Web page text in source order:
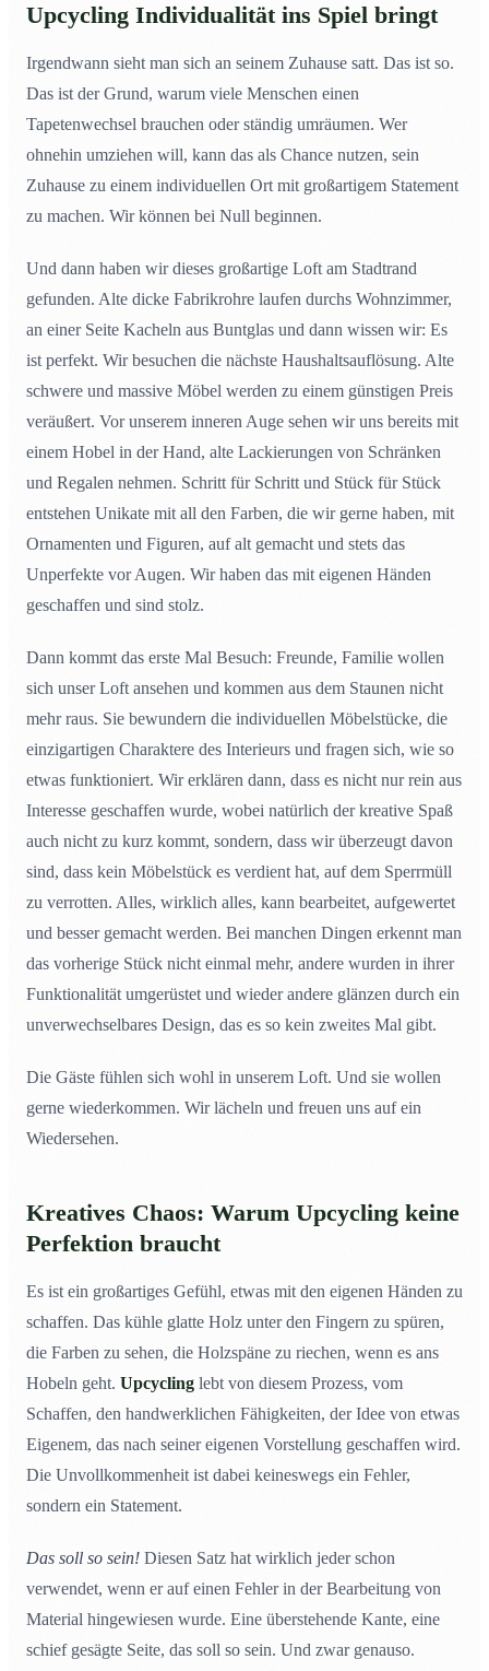
Upcycling Individualität ins Spiel bringt
Irgendwann sieht man sich an seinem Zuhause satt. Das ist so.
Das ist der Grund, warum viele Menschen einen
Tapetenwechsel brauchen oder ständig umräumen. Wer
ohnehin umziehen will, kann das als Chance nutzen, sein
Zuhause zu einem individuellen Ort mit großartigem Statement
zu machen. Wir können bei Null beginnen.
Und dann haben wir dieses großartige Loft am Stadtrand
gefunden. Alte dicke Fabrikrohre laufen durchs Wohnzimmer,
an einer Seite Kacheln aus Buntglas und dann wissen wir: Es
ist perfekt. Wir besuchen die nächste Haushaltsauflösung. Alte
schwere und massive Möbel werden zu einem günstigen Preis
veräußert. Vor unserem inneren Auge sehen wir uns bereits mit
einem Hobel in der Hand, alte Lackierungen von Schränken
und Regalen nehmen. Schritt für Schritt und Stück für Stück
entstehen Unikate mit all den Farben, die wir gerne haben, mit
Ornamenten und Figuren, auf alt gemacht und stets das
Unperfekte vor Augen. Wir haben das mit eigenen Händen
geschaffen und sind stolz.
Dann kommt das erste Mal Besuch: Freunde, Familie wollen
sich unser Loft ansehen und kommen aus dem Staunen nicht
mehr raus. Sie bewundern die individuellen Möbelstücke, die
einzigartigen Charaktere des Interieurs und fragen sich, wie so
etwas funktioniert. Wir erklären dann, dass es nicht nur rein aus
Interesse geschaffen wurde, wobei natürlich der kreative Spaß
auch nicht zu kurz kommt, sondern, dass wir überzeugt davon
sind, dass kein Möbelstück es verdient hat, auf dem Sperrmüll
zu verrotten. Alles, wirklich alles, kann bearbeitet, aufgewertet
und besser gemacht werden. Bei manchen Dingen erkennt man
das vorherige Stück nicht einmal mehr, andere wurden in ihrer
Funktionalität umgerüstet und wieder andere glänzen durch ein
unverwechselbares Design, das es so kein zweites Mal gibt.
Die Gäste fühlen sich wohl in unserem Loft. Und sie wollen
gerne wiederkommen. Wir lächeln und freuen uns auf ein
Wiedersehen.
Kreatives Chaos: Warum Upcycling keine
Perfektion braucht
Es ist ein großartiges Gefühl, etwas mit den eigenen Händen zu
schaffen. Das kühle glatte Holz unter den Fingern zu spüren,
die Farben zu sehen, die Holzspäne zu riechen, wenn es ans
Hobeln geht. Upcycling lebt von diesem Prozess, vom
Schaffen, den handwerklichen Fähigkeiten, der Idee von etwas
Eigenem, das nach seiner eigenen Vorstellung geschaffen wird.
Die Unvollkommenheit ist dabei keineswegs ein Fehler,
sondern ein Statement.
Das soll so sein! Diesen Satz hat wirklich jeder schon
verwendet, wenn er auf einen Fehler in der Bearbeitung von
Material hingewiesen wurde. Eine überstehende Kante, eine
schief gesägte Seite, das soll so sein. Und zwar genauso.